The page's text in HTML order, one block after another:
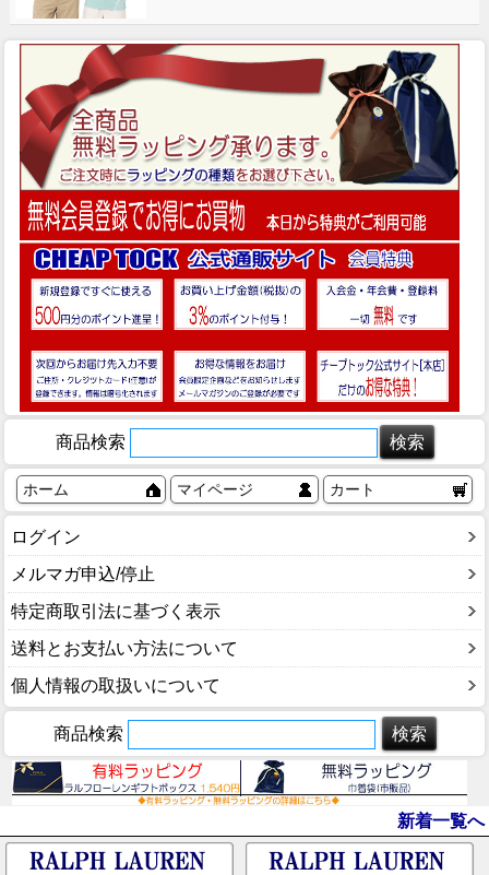
商品検索
ホーム マイページ カート
ログイン
メルマガ申込/停止
特定商取引法に基づく表示
送料とお支払い方法について
個人情報の取扱いについて
商品検索
新着一覧へ